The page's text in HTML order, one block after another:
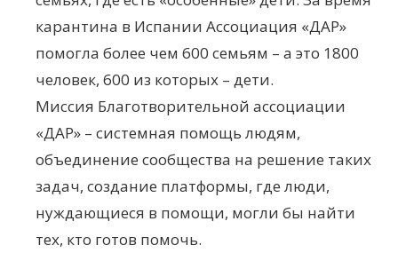
карантина в Испании Ассоциация «ДАР»
помогла более чем 600 семьям – а это 1800
человек, 600 из которых – дети.
Миссия Благотворительной ассоциации
«ДАР» – системная помощь людям,
объединение сообщества на решение таких
задач, создание платформы, где люди,
нуждающиеся в помощи, могли бы найти
тех, кто готов помочь.